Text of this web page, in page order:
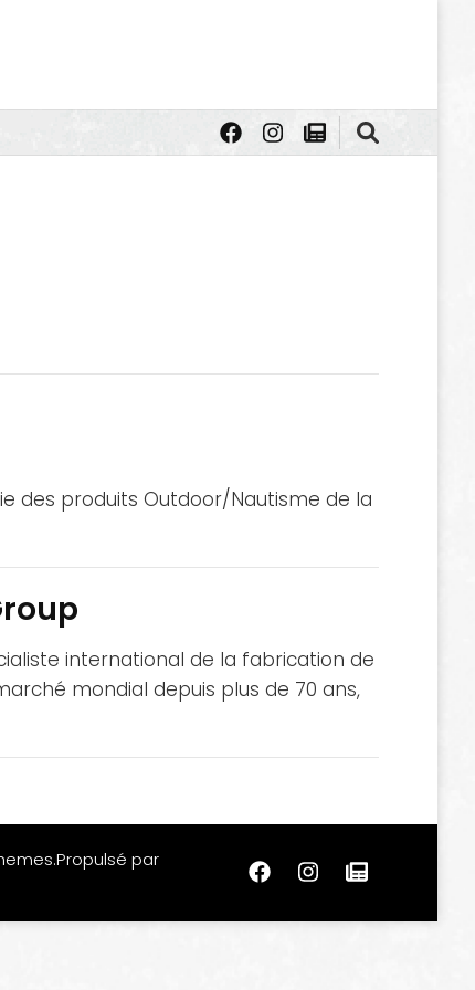
des produits Outdoor/Nautisme de la
international de la fabrication de
mondial depuis plus de 70 ans,
.Propulsé par